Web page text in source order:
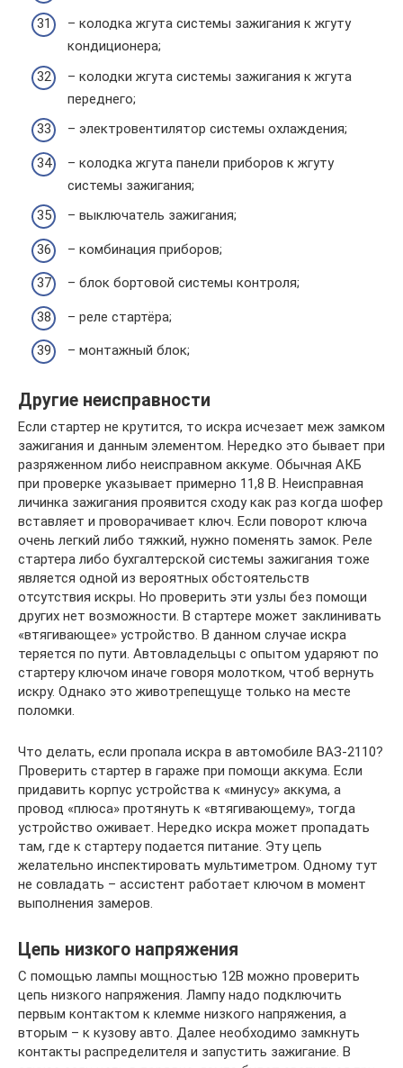
– колодка жгута системы зажигания к жгуту
кондиционера;
– колодки жгута системы зажигания к жгута
переднего;
– электровентилятор системы охлаждения;
– колодка жгута панели приборов к жгуту
системы зажигания;
– выключатель зажигания;
– комбинация приборов;
– блок бортовой системы контроля;
– реле стартёра;
– монтажный блок;
Другие неисправности
Если стартер не крутится, то искра исчезает меж замком
зажигания и данным элементом. Нередко это бывает при
разряженном либо неисправном аккуме. Обычная АКБ
при проверке указывает примерно 11,8 В. Неисправная
личинка зажигания проявится сходу как раз когда шофер
вставляет и проворачивает ключ. Если поворот ключа
очень легкий либо тяжкий, нужно поменять замок. Реле
стартера либо бухгалтерской системы зажигания тоже
является одной из вероятных обстоятельств
отсутствия искры. Но проверить эти узлы без помощи
других нет возможности. В стартере может заклинивать
«втягивающее» устройство. В данном случае искра
теряется по пути. Автовладельцы с опытом ударяют по
стартеру ключом иначе говоря молотком, чтоб вернуть
искру. Однако это животрепещуще только на месте
поломки.
Что делать, если пропала искра в автомобиле ВАЗ-2110?
Проверить стартер в гараже при помощи аккума. Если
придавить корпус устройства к «минусу» аккума, а
провод «плюса» протянуть к «втягивающему», тогда
устройство оживает. Нередко искра может пропадать
там, где к стартеру подается питание. Эту цепь
желательно инспектировать мультиметром. Одному тут
не совладать – ассистент работает ключом в момент
выполнения замеров.
Цепь низкого напряжения
С помощью лампы мощностью 12В можно проверить
цепь низкого напряжения. Лампу надо подключить
первым контактом к клемме низкого напряжения, а
вторым – к кузову авто. Далее необходимо замкнуть
контакты распределителя и запустить зажигание. В